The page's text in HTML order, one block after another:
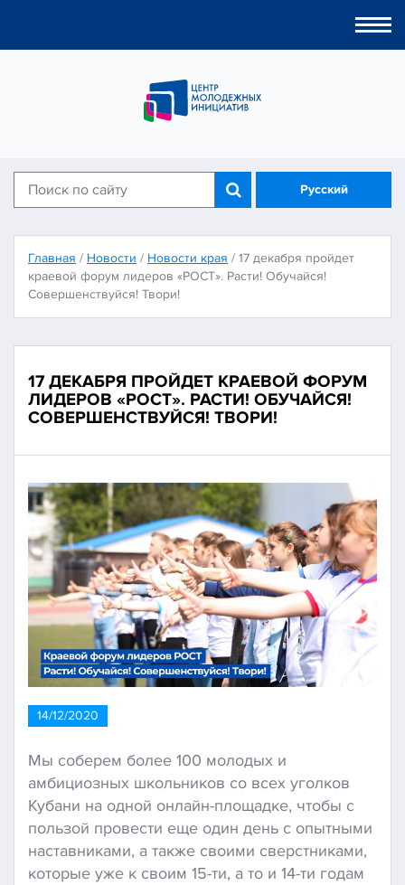
Русский
Главная / Новости / Новости края / 17 декабря пройдет
краевой форум лидеров «РОСТ». Расти! Обучайся!
Совершенствуйся! Твори!
17 ДЕКАБРЯ ПРОЙДЕТ КРАЕВОЙ ФОРУМ
ЛИДЕРОВ «РОСТ». РАСТИ! ОБУЧАЙСЯ!
СОВЕРШЕНСТВУЙСЯ! ТВОРИ!
14/12/2020
Мы соберем более 100 молодых и
амбициозных школьников со всех уголков
Кубани на одной онлайн-площадке, чтобы с
пользой провести еще один день с опытными
наставниками, а также своими сверстниками,
которые уже к своим 15-ти, а то и 14-ти годам